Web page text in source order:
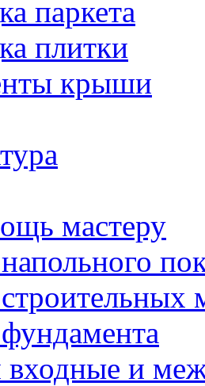
паркета
плитки
крыши
мастеру
входные и